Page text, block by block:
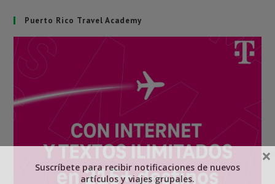
Puerto Rico Travel Academy
Suscríbete para recibir notificaciones de nuevos
artículos y viajes grupales.
×